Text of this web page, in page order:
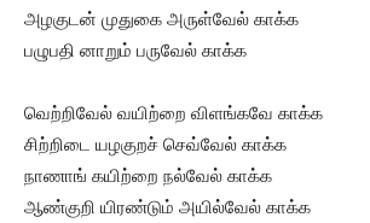
அழகுடன் முதுகை அருள்வேல் காக்க
பழுபதி னாறும் பருவேல் காக்க
வெற்றிவேல் வயிற்றை விளங்கவே காக்க
சிற்றிடை யழகுறச் செவ்வேல் காக்க
நாணாங் கயிற்றை நல்வேல் காக்க
ஆண்குறி யிரண்டும் அயில்வேல் காக்க